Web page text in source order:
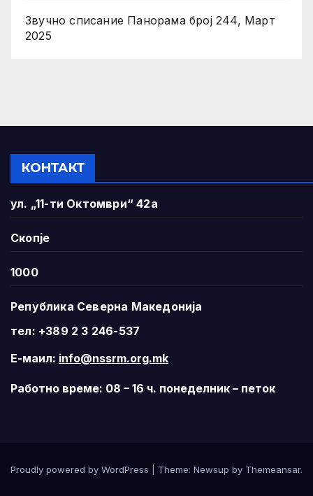
Звучно списание Панорама број 244, Март
2025
КОНТАКТ
ул. „11-ти Октомври“ 42а
Скопје
1000
Република Северна Македонија
тел: +389 2 3 246-537
Е-маил: info@nssrm.org.mk
Работно време: 08 – 16 ч. понеделник – петок
Proudly powered by WordPress Theme: Newsup by Themeansar.